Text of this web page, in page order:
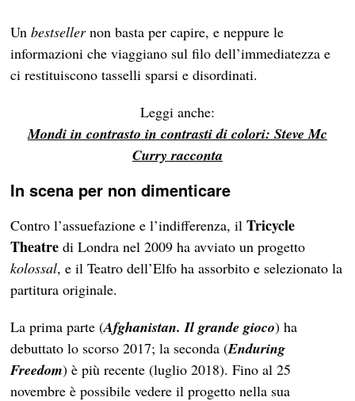
Unbestsellernon basta per capire, e neppure le
informazioni che viaggiano sul filo dell’immediatezza e
ci restituiscono tasselli sparsi e disordinati.
Leggi anche:
Mondi in contrasto in contrasti di colori: Steve Mc
Curry racconta
In scena per non dimenticare
Contro l’assuefazione e l’indifferenza, ilTricycle
Theatre di Londra nel 2009 ha avviato un progetto
kolossal, e il Teatro dell’Elfo ha assorbito e selezionato la
partitura originale.
La prima parte (Afghanistan. Il grande gioco) ha
debuttato lo scorso 2017; la seconda (Enduring
Freedom) è più recente (luglio 2018). Fino al 25
novembre è possibile vedere il progetto nella sua